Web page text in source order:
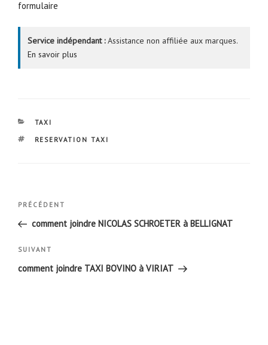
formulaire
Service indépendant :Assistance non affiliée aux marques.
En savoir plus
CATÉGORIES
TAXI
ÉTIQUETTES
RESERVATION TAXI
Navigation
l’article
Article
précédent
PRÉCÉDENT
comment joindre NICOLAS SCHROETER à BELLIGNAT
Article
suivant
SUIVANT
comment joindre TAXI BOVINO à VIRIAT